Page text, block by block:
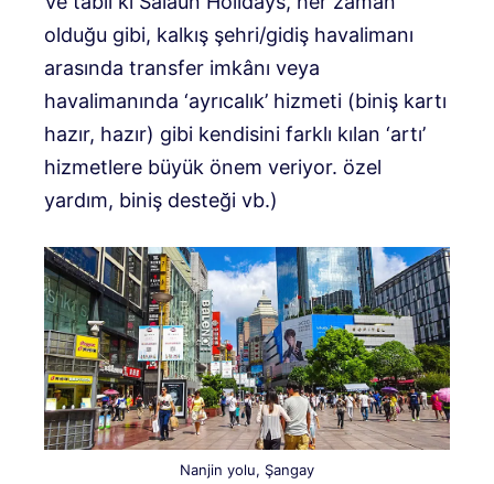
olduğu gibi, kalkış şehri/gidiş havalimanı
arasında transfer imkânı veya
havalimanında ‘ayrıcalık’ hizmeti (biniş kartı
hazır, hazır) gibi kendisini farklı kılan ‘artı’
hizmetlere büyük önem veriyor. özel
yardım, biniş desteği vb.)
Nanjin yolu, Şangay